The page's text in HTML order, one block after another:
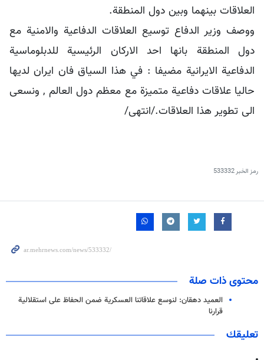
العلاقات بينهما وبين دول المنطقة.
ووصف وزير الدفاع توسيع العلاقات الدفاعية والامنية مع
دول المنطقة بانها احد الاركان الرئيسية للدبلوماسية
الدفاعية الايرانية مضيفا : في هذا السياق فان ايران لديها
حاليا علاقات دفاعية متميزة مع معظم دول العالم , ونسعى
الى تطوير هذا العلاقات./انتهى/
رمز الخبر533332
محتوى ذات صلة
العميد دهقان: لنوسع علاقاتنا العسكرية ضمن الحفاظ على استقلالية
قرارنا
تعليقك